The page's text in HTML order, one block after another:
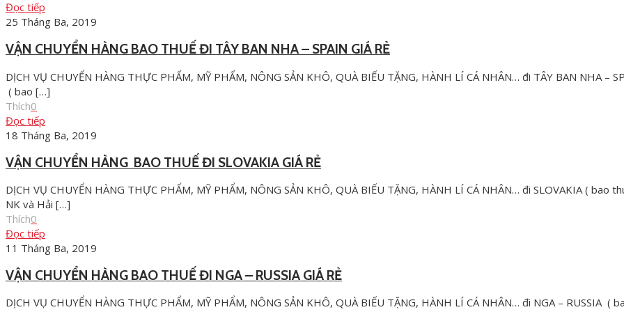
Đọc tiếp
25 Tháng Ba, 2019
VẬN CHUYỂN HÀNG BAO THUẾ ĐI TÂY BAN NHA – SPAIN GIÁ RẺ
DỊCH VỤ CHUYỂN HÀNG THỰC PHẨM, MỸ PHẨM, NÔNG SẢN KHÔ, QUÀ BIẾU TẶNG, HÀNH LÍ CÁ NHÂN… đi TÂY BAN NHA –
( bao […]
Thích0
Đọc tiếp
18 Tháng Ba, 2019
VẬN CHUYỂN HÀNG BAO THUẾ ĐI SLOVAKIA GIÁ RẺ
DỊCH VỤ CHUYỂN HÀNG THỰC PHẨM, MỸ PHẨM, NÔNG SẢN KHÔ, QUÀ BIẾU TẶNG, HÀNH LÍ CÁ NHÂN… đi SLOVAKIA ( bao
NK và Hải […]
Thích0
Đọc tiếp
11 Tháng Ba, 2019
VẬN CHUYỂN HÀNG BAO THUẾ ĐI NGA – RUSSIA GIÁ RẺ
DỊCH VỤ CHUYỂN HÀNG THỰC PHẨM, MỸ PHẨM, NÔNG SẢN KHÔ, QUÀ BIẾU TẶNG, HÀNH LÍ CÁ NHÂN… đi NGA – RUSSIA (